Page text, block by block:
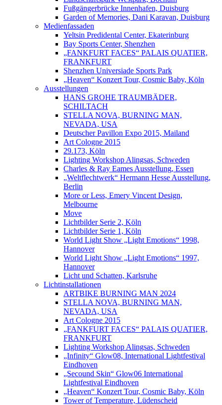
Fußgängerbrücke Innenhafen, Duisburg
Garden of Memories, Dani Karavan, Duisburg
Medienfassaden
Yeltsin Predidental Center, Ekaterinburg
Bay Sports Center, Shenzhen
„FANKFURT FACES“ PALAIS QUATIER,
FRANKFURT
Shenzhen Universiade Sports Park
„Heaven“ Konzert Tour, Cosmic Baby, Köln
Ausstellungen
HANS GROHE TRAUMBÄDER,
SCHILTACH
STELLA NOVA, BURNING MAN,
NEVADA, USA
Deutscher Pavillon Expo 2015, Mailand
Art Cologne 2015
29.173, Köln
Lighting Workshop Alingsas, Schweden
Charles & Ray Eames Ausstellung, Essen
„Weltflechtwerk“ Hermann Hesse Ausstellung,
Berlin
More or Less, Emery Vincent Design,
Melbourne
Move
Lichtbilder Serie 2, Köln
Lichtbilder Serie 1, Köln
World Light Show „Light Emotions“ 1998,
Hannover
World Light Show „Light Emotions“ 1997,
Hannover
Licht und Schatten, Karlsruhe
Lichtinstallationen
ARTBIKE BURNING MAN 2024
STELLA NOVA, BURNING MAN,
NEVADA, USA
Art Cologne 2015
„FANKFURT FACES“ PALAIS QUATIER,
FRANKFURT
Lighting Workshop Alingsas, Schweden
„Infinity“ Glow08, International Lightfestival
Eindhoven
„Secound Skin“ Glow06 International
Lightfestival Eindhoven
„Heaven“ Konzert Tour, Cosmic Baby, Köln
Tower of Temperature, Lüdenscheid